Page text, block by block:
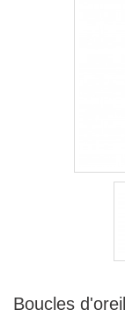
Boucles